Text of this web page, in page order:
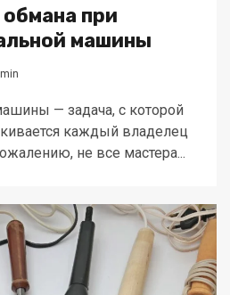
при
машины
— задача, с которой
каждый владелец
не все мастера...